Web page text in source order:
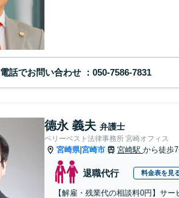
電話でお問い合わせ
德永 義夫 弁護士
ベリーベスト法律事務所 宮崎オフィス
宮崎県|宮崎市 宮崎駅 から徒歩
退職代行 料金表を見
【解雇・残業代の相談料0円】サ